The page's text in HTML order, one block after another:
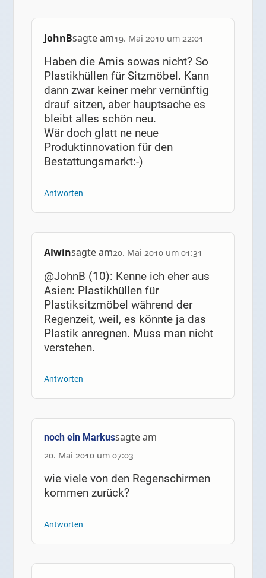
JohnBsagte am19. Mai 2010 um 22:01
Haben die Amis sowas nicht? So
Plastikhüllen für Sitzmöbel. Kann
dann zwar keiner mehr vernünftig
drauf sitzen, aber hauptsache es
bleibt alles schön neu.
Wär doch glatt ne neue
Produktinnovation für den
Bestattungsmarkt:-)
Antworten
Alwinsagte am20. Mai 2010 um 01:31
@JohnB (10): Kenne ich eher aus
Asien: Plastikhüllen für
Plastiksitzmöbel während der
Regenzeit, weil, es könnte ja das
Plastik anregnen. Muss man nicht
verstehen.
Antworten
noch ein Markussagte am
20. Mai 2010 um 07:03
wie viele von den Regenschirmen
kommen zurück?
Antworten